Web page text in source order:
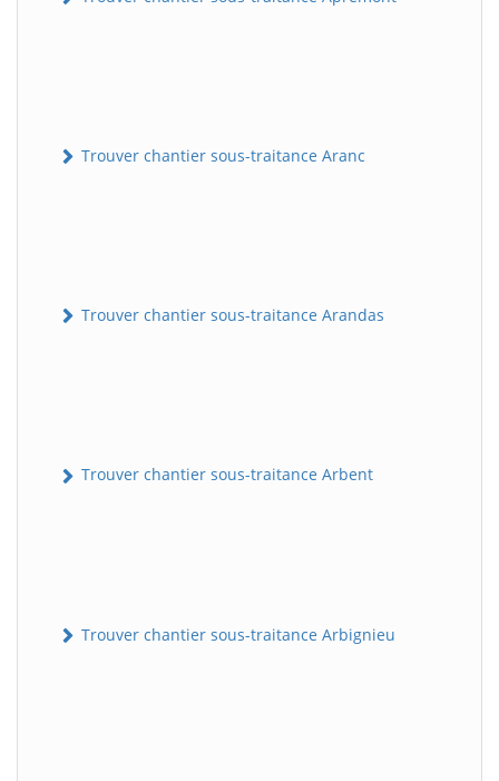
Trouver chantier sous-traitance Aranc
Trouver chantier sous-traitance Arandas
Trouver chantier sous-traitance Arbent
Trouver chantier sous-traitance Arbignieu